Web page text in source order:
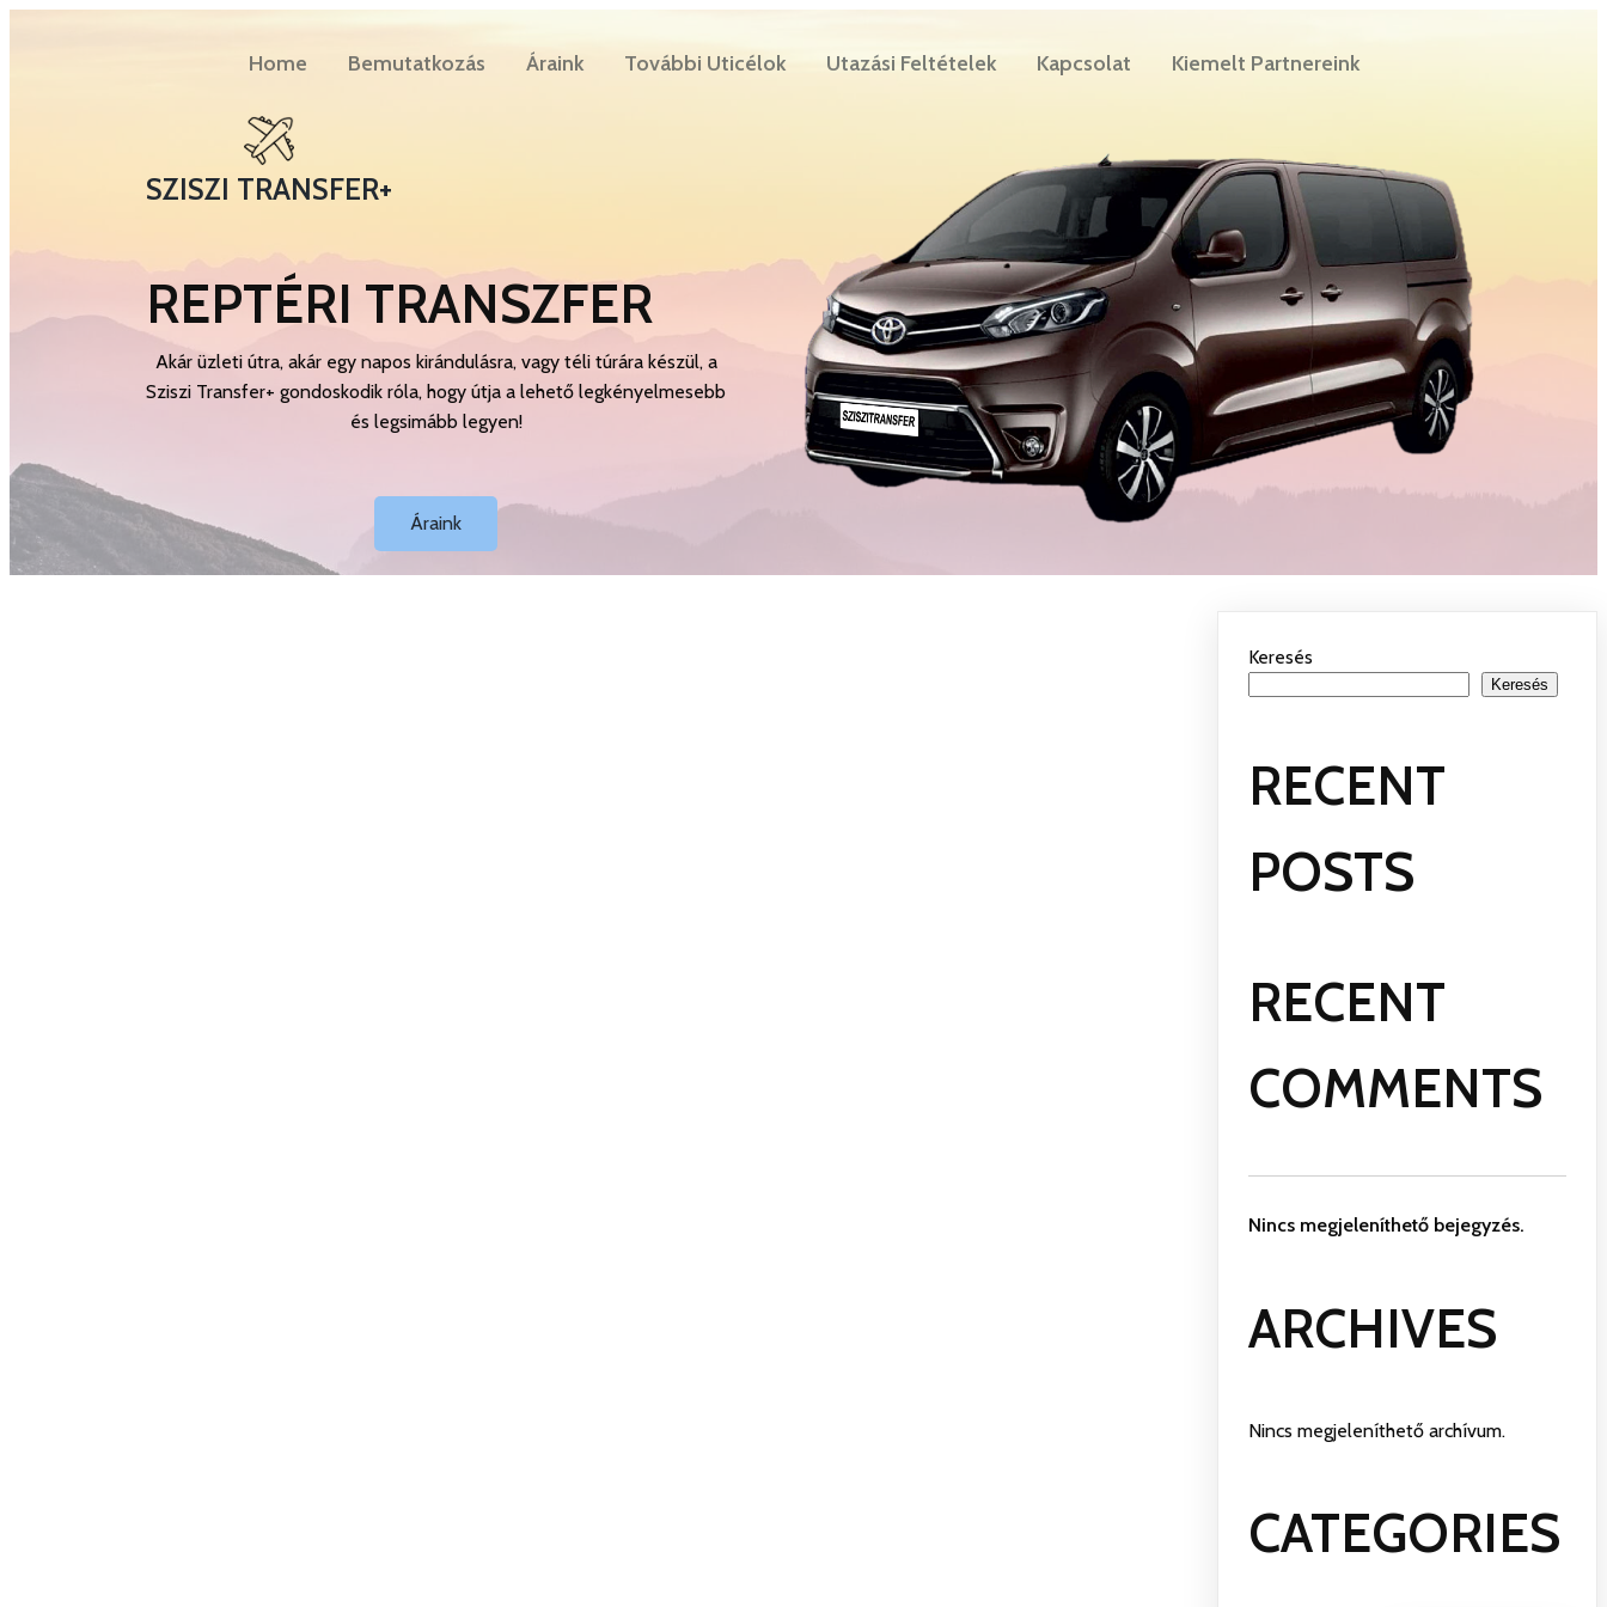
Home Bemutatkozás Áraink További Uticélok Utazási Feltételek Kapcsolat Kiemelt Partnereink
SZISZI TRANSFER+
REPTÉRI TRANSZFER
Akár üzleti útra, akár egy napos kirándulásra, vagy téli túrára készül, a
Sziszi Transfer+ gondoskodik róla, hogy útja a lehető legkényelmesebb
és legsimább legyen!
Áraink
Keresés
Keresés
RECENT
POSTS
RECENT
COMMENTS
Nincs megjeleníthető bejegyzés.
ARCHIVES
Nincs megjeleníthető archívum.
CATEGORIES